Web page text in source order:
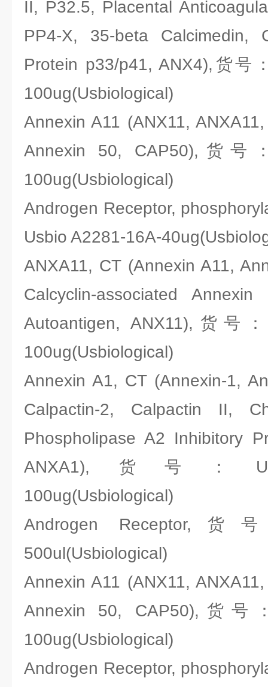
II, P32.5, Placental
PP4-X, 35-beta Calcimedin,
Protein p33/p41, ANX4),货号
100ug(Usbiological)
Annexin A11 (ANX11,
Annexin 50, CAP50),货号
100ug(Usbiological)
Androgen Receptor,
Usbio A2281-16A-
ANXA11, CT (Annexin A11,
Calcyclin-associated
Autoantigen, ANX11),货号
100ug(Usbiological)
Annexin A1, CT (Annexin-1,
Calpactin-2, Calpactin II,
Phospholipase A2 Inhibitory
ANXA1),货号：
100ug(Usbiological)
Androgen Receptor,货
500ul(Usbiological)
Annexin A11 (ANX11,
Annexin 50, CAP50),货号
100ug(Usbiological)
Androgen Receptor,